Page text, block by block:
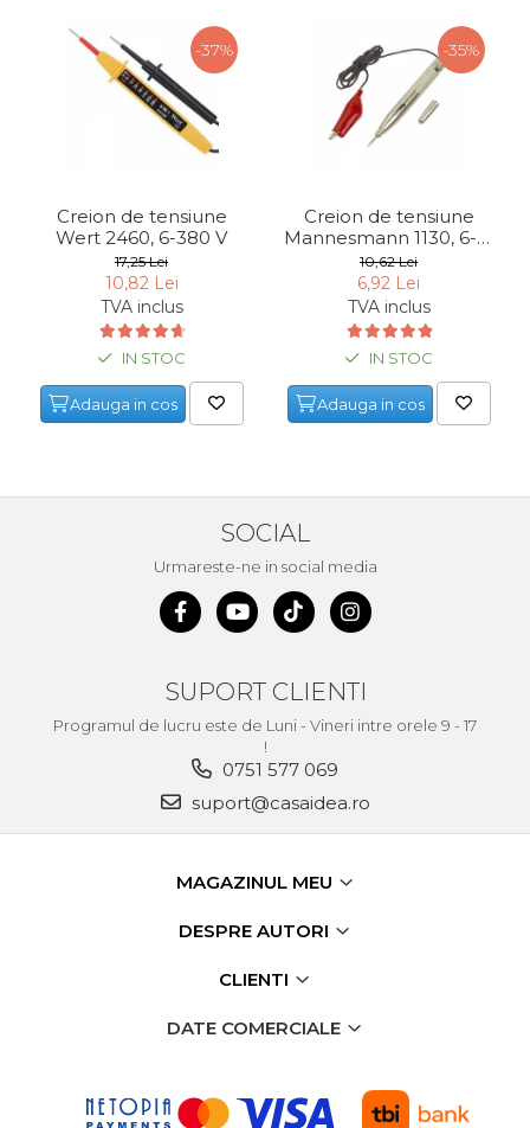
Adaptoare Pentru Biti
Indoit Tevi
Ciocane Profesionale
Scule Electrician
Topoare & Toporisti
Nivele
Ruleta de Masurat
Dalta si dornuri
Scule Unelte Accesorii
Unelte de Zugravit
Lacate & Incuietori
Scripete Manual
Banc de lucru – tamplarie
transport marfa
Perie de Sarma
Scari
-37%
Creion de tensiune
Wert 2460, 6-380 V
17,25 Lei
10,82 Lei
TVA inclus
IN STOC
Adauga in cos
-35%
Creion de tensiune
Mannesmann 1130, 6-12
V
10,62 Lei
6,92 Lei
TVA inclus
IN STOC
Adauga in cos
SOCIAL
Urmareste-ne in social media
SUPORT CLIENTI
Programul de lucru este de Luni - Vineri intre orele 9 - 17
!
0751 577 069
suport@casaidea.ro
MAGAZINUL MEU
DESPRE AUTORI
CLIENTI
DATE COMERCIALE